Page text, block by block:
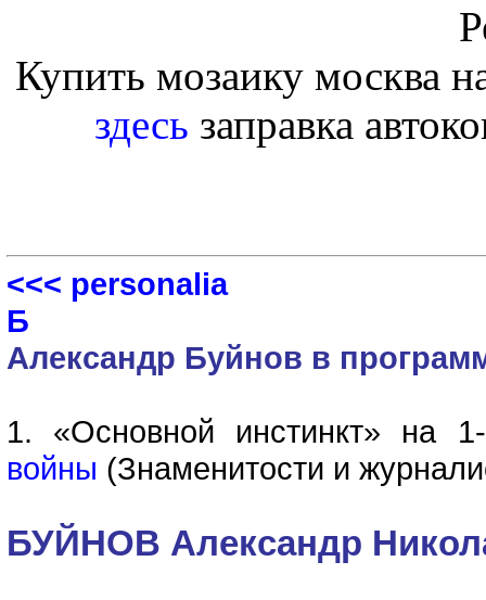
Купить мозаику москва
здесь заправка
<<< personalia
Б
Александр Буйнов в
1. «Основной инстинкт» на
войны (Знаменитости и
БУЙНОВ Александр